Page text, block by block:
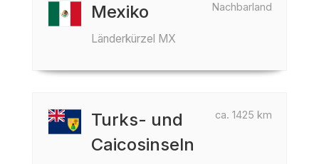
Nachbarland
Mexiko
Länderkürzel MX
ca. 1425 km
Turks- und
Caicosinseln